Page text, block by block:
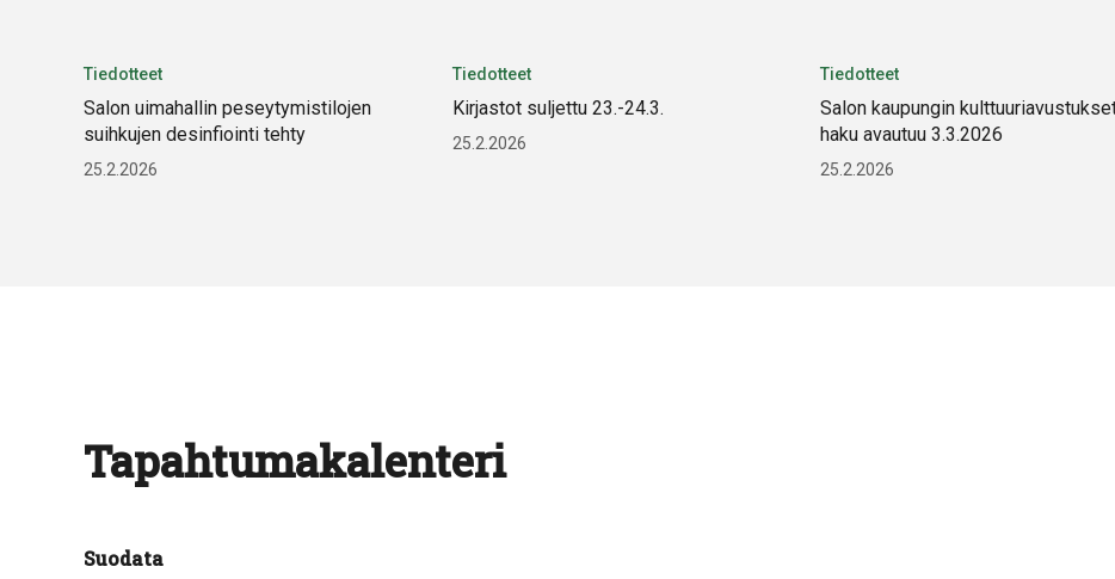
Tiedotteet
Salon uimahallin peseytymistilojen
suihkujen desinfiointi tehty
25.2.2026
Tiedotteet
Kirjastot suljettu 23.-24.3.
25.2.2026
Tiedotteet
Salon kaupungin
haku avautuu 3.3.2026
25.2.2026
Tapahtumakalenteri
Suodata